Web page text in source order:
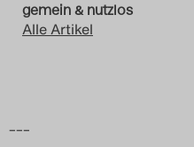
Das
gemein & nutzlos
Alle Artikel
–––